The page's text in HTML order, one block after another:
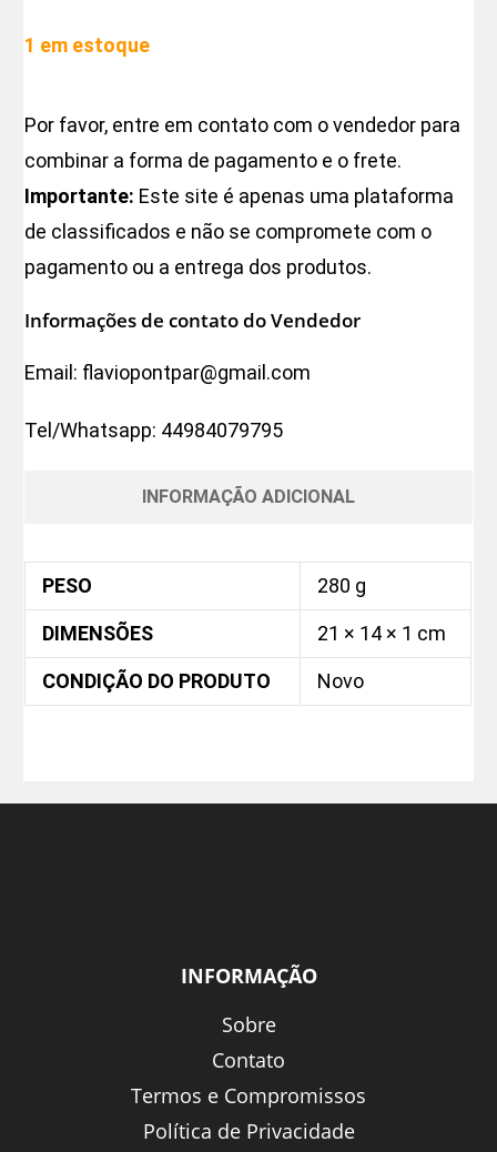
1 em estoque
Por favor, entre em contato com o vendedor para
combinar a forma de pagamento e o frete.
Importante: Este site é apenas uma plataforma
de classificados e não se compromete com o
pagamento ou a entrega dos produtos.
Informações de contato do Vendedor
Email: flaviopontpar@gmail.com
Tel/Whatsapp: 44984079795
INFORMAÇÃO ADICIONAL
PESO 280 g
DIMENSÕES 21 × 14 × 1 cm
CONDIÇÃO DO PRODUTO Novo
INFORMAÇÃO
Sobre
Contato
Termos e Compromissos
Política de Privacidade